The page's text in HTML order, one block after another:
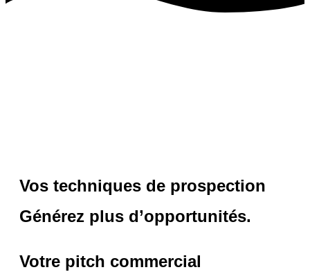
Vos techniques de prospection
Générez plus d’opportunités.
Votre pitch commercial